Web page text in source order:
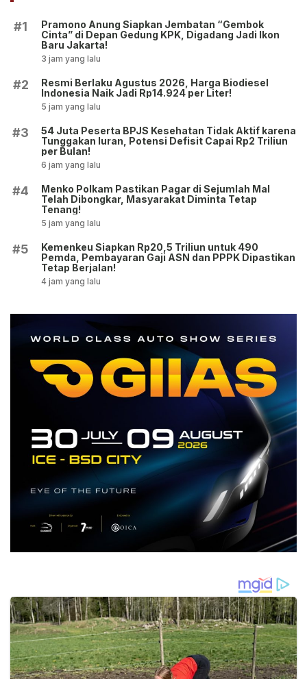
#1
Pramono Anung Siapkan Jembatan “Gembok
Cinta” di Depan Gedung KPK, Digadang Jadi Ikon
Baru Jakarta!
3 jam yang lalu
#2
Resmi Berlaku Agustus 2026, Harga Biodiesel
Indonesia Naik Jadi Rp14.924 per Liter!
5 jam yang lalu
#3
54 Juta Peserta BPJS Kesehatan Tidak Aktif karena
Tunggakan Iuran, Potensi Defisit Capai Rp2 Triliun
per Bulan!
6 jam yang lalu
#4
Menko Polkam Pastikan Pagar di Sejumlah Mal
Telah Dibongkar, Masyarakat Diminta Tetap
Tenang!
5 jam yang lalu
#5
Kemenkeu Siapkan Rp20,5 Triliun untuk 490
Pemda, Pembayaran Gaji ASN dan PPPK Dipastikan
Tetap Berjalan!
4 jam yang lalu